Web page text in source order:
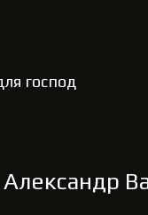
господ
Александр